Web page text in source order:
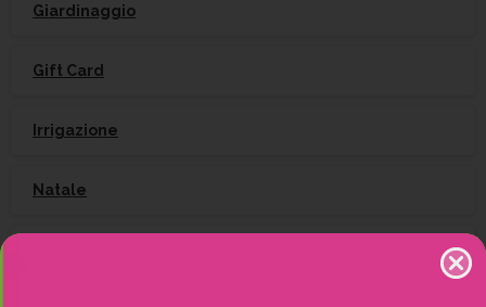
Giardinaggio
Gift Card
Irrigazione
Natale